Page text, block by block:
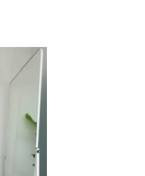
farklı
ve farklı
öne